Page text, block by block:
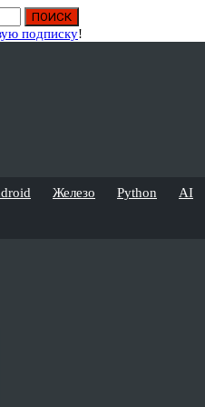
подписку!
Железо Python AI